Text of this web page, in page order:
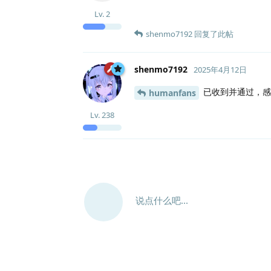
Lv. 2
shenmo7192 回复了此帖
shenmo7192
Lv.238
2025年4月12日
humanfans 已收到并通过，
说点什么吧...